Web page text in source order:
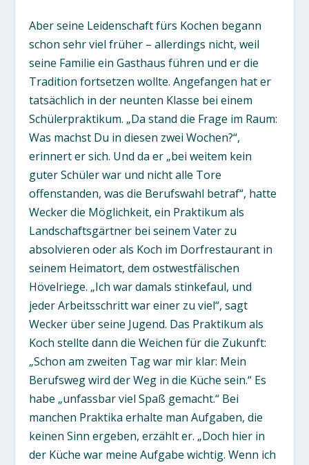
Aber seine Leidenschaft fürs Kochen begann
schon sehr viel früher – allerdings nicht, weil
seine Familie ein Gasthaus führen und er die
Tradition fortsetzen wollte. Angefangen hat er
tatsächlich in der neunten Klasse bei einem
Schülerpraktikum. „Da stand die Frage im Raum:
Was machst Du in diesen zwei Wochen?“,
erinnert er sich. Und da er „bei weitem kein
guter Schüler war und nicht alle Tore
offenstanden, was die Berufswahl betraf“, hatte
Wecker die Möglichkeit, ein Praktikum als
Landschaftsgärtner bei seinem Vater zu
absolvieren oder als Koch im Dorfrestaurant in
seinem Heimatort, dem ostwestfälischen
Hövelriege. „Ich war damals stinkefaul, und
jeder Arbeitsschritt war einer zu viel“, sagt
Wecker über seine Jugend. Das Praktikum als
Koch stellte dann die Weichen für die Zukunft:
„Schon am zweiten Tag war mir klar: Mein
Berufsweg wird der Weg in die Küche sein.“ Es
habe „unfassbar viel Spaß gemacht.“ Bei
manchen Praktika erhalte man Aufgaben, die
keinen Sinn ergeben, erzählt er. „Doch hier in
der Küche war meine Aufgabe wichtig. Wenn ich